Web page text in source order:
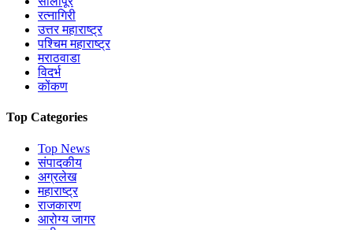
रत्नागिरी
उत्तर महाराष्ट्र
पश्चिम महाराष्ट्र
मराठवाडा
विदर्भ
कोंकण
Top Categories
Top News
संपादकीय
अग्रलेख
महाराष्ट्र
राजकारण
आरोग्य जागर